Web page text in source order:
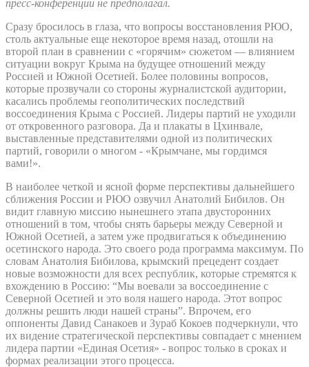
пресс-конференции не предполагал.
Сразу бросилось в глаза, что вопросы восстановления РЮО,
столь актуальные еще некоторое время назад, отошли на
второй план в сравнении с «горячим» сюжетом — влиянием
ситуации вокруг Крыма на будущее отношений между
Россией и Южной Осетией. Более половины вопросов,
которые прозвучали со стороны журналистской аудитории,
касались проблемы геополитических последствий
воссоединения Крыма с Россией. Лидеры партий не уходили
от откровенного разговора. Да и плакаты в Цхинвале,
выставленные представителями одной из политических
партий, говорили о многом - «Крымчане, мы гордимся
вами!».
В наиболее четкой и ясной форме перспективы дальнейшего
сближения России и РЮО озвучил Анатолий Бибилов. Он
видит главную миссию нынешнего этапа двусторонних
отношений в том, чтобы снять барьеры между Северной и
Южной Осетией, а затем уже продвигаться к объединению
осетинского народа. Это своего рода программа максимум. По
словам Анатолия Бибилова, крымский прецедент создает
новые возможности для всех республик, которые стремятся к
вхождению в Россию: “Мы воевали за воссоединение с
Северной Осетией и это воля нашего народа. Этот вопрос
должны решить люди нашей страны”. Впрочем, его
оппоненты Давид Санакоев и Зураб Кокоев подчеркнули, что
их видение стратегической перспективы совпадает с мнением
лидера партии «Единая Осетия» - вопрос только в сроках и
формах реализации этого процесса.